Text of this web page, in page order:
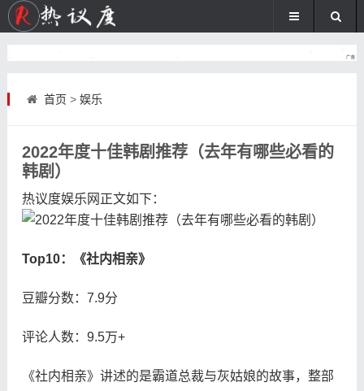
首页 > 娱乐
2022年度十佳韩剧推荐（去年有哪些必看的
韩剧）
热议度娱乐网 正文如下：
Top10：《社内相亲》
豆瓣分数：7.9分
评论人数：9.5万+
《社内相亲》讲述的是霸道总裁与灰姑娘的故事，整部